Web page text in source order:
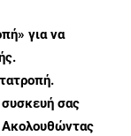
για να
σας
Ακολουθώντας